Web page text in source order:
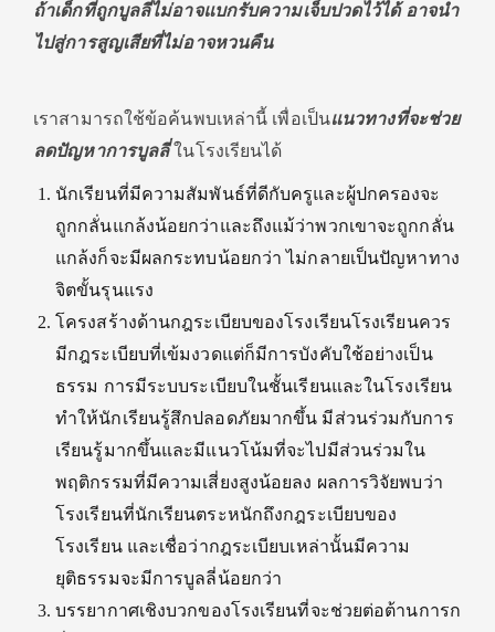
ถ้าเด็กที่ถูกบูลลี่ไม่อาจแบกรับความเจ็บปวดไว้ได้ อาจนำ
ไปสู่การสูญเสียที่ไม่อาจหวนคืน
เราสามารถใช้ข้อค้นพบเหล่านี้ เพื่อเป็นแนวทางที่จะช่วย
ลดปัญหาการบูลลี่ในโรงเรียนได้
นักเรียนที่มีความสัมพันธ์ที่ดีกับครูและผู้ปกครองจะ
ถูกกลั่นแกล้งน้อยกว่าและถึงแม้ว่าพวกเขาจะถูกกลั่น
แกล้งก็จะมีผลกระทบน้อยกว่า ไม่กลายเป็นปัญหาทาง
จิตขั้นรุนแรง
โครงสร้างด้านกฎระเบียบของโรงเรียนโรงเรียนควร
มีกฎระเบียบที่เข้มงวดแต่ก็มีการบังคับใช้อย่างเป็น
ธรรม การมีระบบระเบียบในชั้นเรียนและในโรงเรียน
ทำให้นักเรียนรู้สึกปลอดภัยมากขึ้น มีส่วนร่วมกับการ
เรียนรู้มากขึ้นและมีแนวโน้มที่จะไปมีส่วนร่วมใน
พฤติกรรมที่มีความเสี่ยงสูงน้อยลง ผลการวิจัยพบว่า
โรงเรียนที่นักเรียนตระหนักถึงกฎระเบียบของ
โรงเรียน และเชื่อว่ากฎระเบียบเหล่านั้นมีความ
ยุติธรรมจะมีการบูลลี่น้อยกว่า
บรรยากาศเชิงบวกของโรงเรียนที่จะช่วยต่อต้านการก